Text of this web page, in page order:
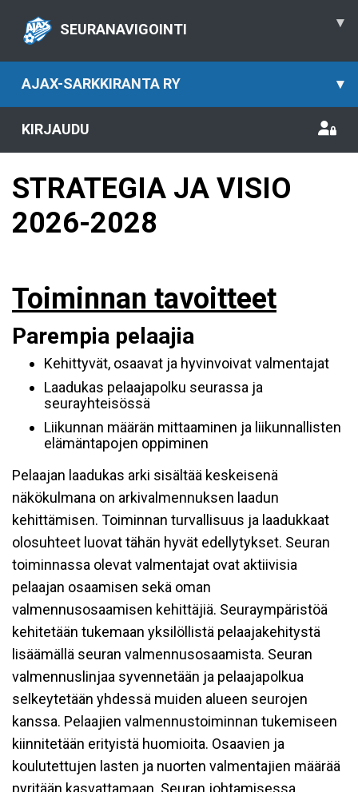
SEURANAVIGOINTI ▾
AJAX-SARKKIRANTA RY ▾
KIRJAUDU
STRATEGIA JA VISIO
2026-2028
Toiminnan tavoitteet
Parempia pelaajia
Kehittyvät, osaavat ja hyvinvoivat valmentajat
Laadukas pelaajapolku seurassa ja
seurayhteisössä
Liikunnan määrän mittaaminen ja liikunnallisten
elämäntapojen oppiminen
Pelaajan laadukas arki sisältää keskeisenä
näkökulmana on arkivalmennuksen laadun
kehittämisen. Toiminnan turvallisuus ja laadukkaat
olosuhteet luovat tähän hyvät edellytykset. Seuran
toiminnassa olevat valmentajat ovat aktiivisia
pelaajan osaamisen sekä oman
valmennusosaamisen kehittäjiä. Seuraympäristöä
kehitetään tukemaan yksilöllistä pelaajakehitystä
lisäämällä seuran valmennusosaamista. Seuran
valmennuslinjaa syvennetään ja pelaajapolkua
selkeytetään yhdessä muiden alueen seurojen
kanssa. Pelaajien valmennustoiminnan tukemiseen
kiinnitetään erityistä huomioita. Osaavien ja
koulutettujen lasten ja nuorten valmentajien määrää
pyritään kasvattamaan. Seuran johtamisessa